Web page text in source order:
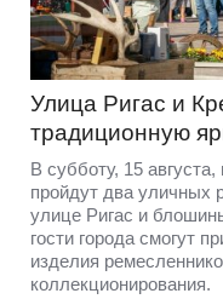
Улица Ригас и
традиционную
В субботу, 15
пройдут два уличных
улице Ригас и
гости города смогут
изделия
коллекционирования.